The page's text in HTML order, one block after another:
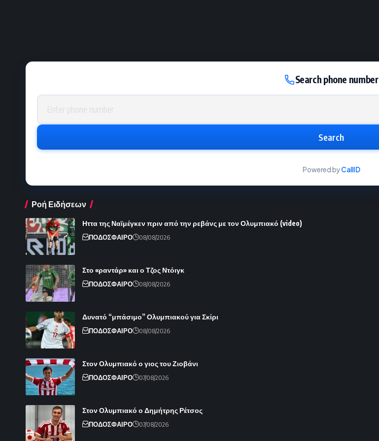
Search phone number
Phone number
Search
Powered byCallID
Ροή Ειδήσεων
Ηττα της Ναϊμέγκεν πριν από την ρεβάνς με τον Ολυμπιακό (video)
ΠΟΔΟΣΦΑΙΡΟ 08/08/2026
Στο «ραντάρ» και ο Τζος Ντόιγκ
ΠΟΔΟΣΦΑΙΡΟ 08/08/2026
Δυνατό “μπάσιμο” Ολυμπιακού για Σκίρι
ΠΟΔΟΣΦΑΙΡΟ 08/08/2026
Στον Ολυμπιακό ο γιος του Ζιοβάνι
ΠΟΔΟΣΦΑΙΡΟ 07/08/2026
Στον Ολυμπιακό ο Δημήτρης Ρέτσος
ΠΟΔΟΣΦΑΙΡΟ 07/08/2026